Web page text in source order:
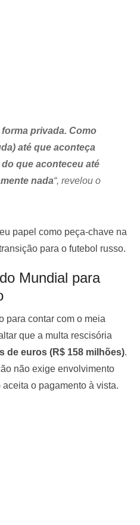
privada. Como
até que aconteça
que aconteceu até
nada“, revelou o
papel como peça-chave na
para o futebol russo.
Mundial para
para contar com o meia
que a multa rescisória
de euros (R$ 158 milhões).
não exige envolvimento
o pagamento à vista.